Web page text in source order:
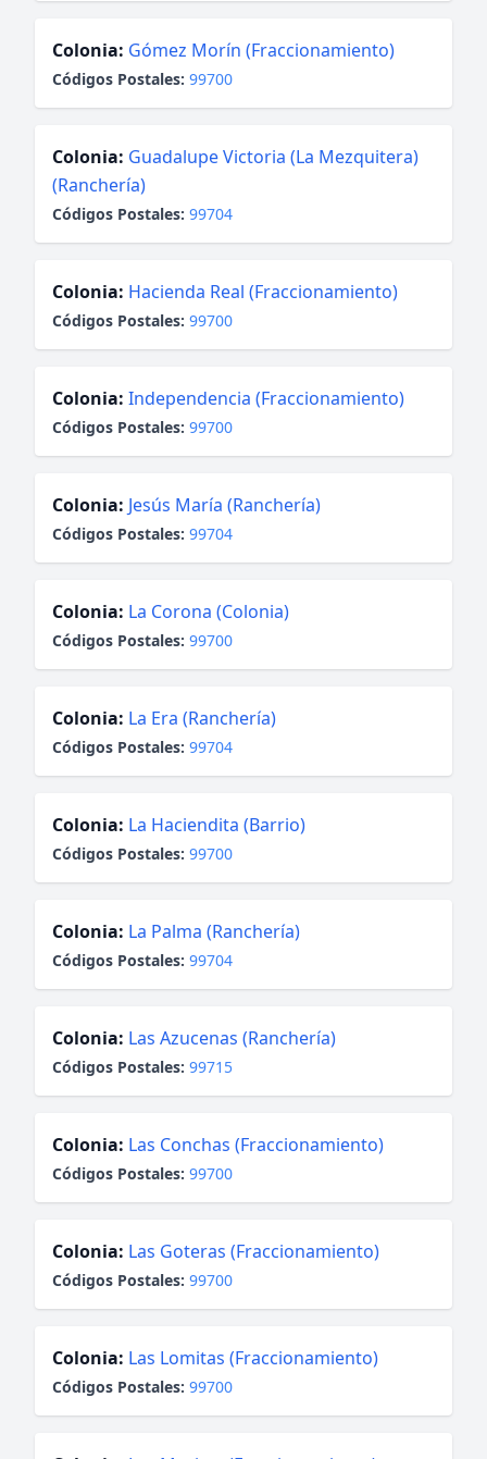
Colonia: Gómez Morín (Fraccionamiento)
Códigos Postales: 99700
Colonia: Guadalupe Victoria (La Mezquitera)
(Ranchería)
Códigos Postales: 99704
Colonia: Hacienda Real (Fraccionamiento)
Códigos Postales: 99700
Colonia: Independencia (Fraccionamiento)
Códigos Postales: 99700
Colonia: Jesús María (Ranchería)
Códigos Postales: 99704
Colonia: La Corona (Colonia)
Códigos Postales: 99700
Colonia: La Era (Ranchería)
Códigos Postales: 99704
Colonia: La Haciendita (Barrio)
Códigos Postales: 99700
Colonia: La Palma (Ranchería)
Códigos Postales: 99704
Colonia: Las Azucenas (Ranchería)
Códigos Postales: 99715
Colonia: Las Conchas (Fraccionamiento)
Códigos Postales: 99700
Colonia: Las Goteras (Fraccionamiento)
Códigos Postales: 99700
Colonia: Las Lomitas (Fraccionamiento)
Códigos Postales: 99700